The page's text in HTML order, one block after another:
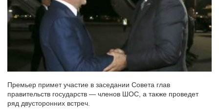
Премьер примет участие в заседании Совета глав
правительств государств — членов ШОС, а также проведет
ряд двусторонних встреч.